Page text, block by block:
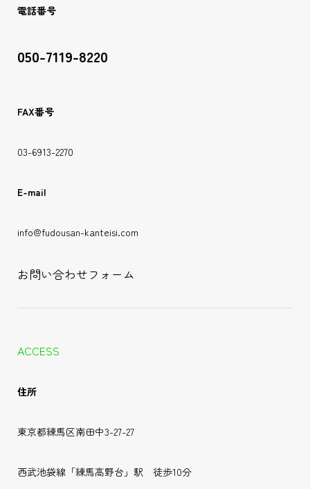
電話番号
050-7119-8220
FAX番号
03-6913-2270
E-mail
info@fudousan-kanteisi.com
お問い合わせフォーム
ACCESS
住所
東京都練馬区南田中3-27-27
西武池袋線「練馬高野台」駅 徒歩10分